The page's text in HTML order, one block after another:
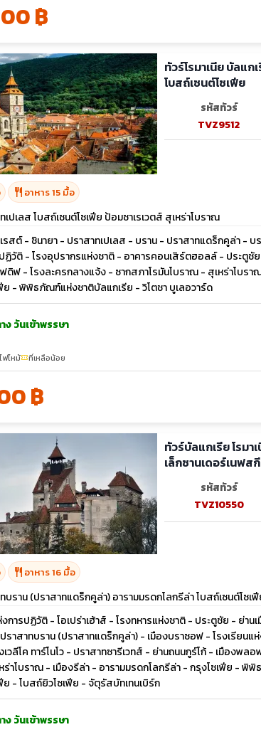
฿
ทัวร์โรมาเนีย บัลแก
โบสถ์เซนต์โซเฟีย
รหัสทัวร์
TVZ9512
restaurant อาหาร 15 มื้อ
เปเลส โบสถ์เซนต์โซเฟีย ป้อมซาเรเวตส์ สุเหร่าโบราณ
รสต์ - ชินายา - ปราสาทเปเลส - บราน - ปราสาทแดร็กคูล่า - บ
วัติ - โรงอุปรากรแห่งชาติ - อาคารคอนเสิร์ตฮอลล์ - ประตูชัย
ดิฟ - โรงละครกลางแจ้ง - ซากสภาโรมันโบราณ - สุเหร่าโบรา
ย - พิพิธภัณฑ์แห่งชาติบัลแกเรีย - วิโตชา บูเลอวาร์ด
ง วันเข้าพรรษา
ฟไหม้confirmation_numberที่เหลือน้อย
฿
ทัวร์บัลแกเรีย โรม
เล็กซานเดอร์เนฟสกี
รหัสทัวร์
TVZ10550
restaurant อาหาร 16 มื้อ
บราน (ปราสาทแดร็กคูล่า) อารามมรดกโลกรีล่า โบสถ์เซนต์โซเ
การปฏิวัติ - โอเปร่าเฮ้าส์ - โรงทหารแห่งชาติ - ประตูชัย - ย่าน
ราสาทบราน (ปราสาทแดร็กคูล่า) - เมืองบราซอฟ - โรงเรียน
เวลีโค ทาร์โนโว - ปราสาทซารีเวทส์ - ย่านถนนกูร์โก้ - เมือง
ร่าโบราณ - เมืองรีล่า - อารามมรดกโลกรีล่า - กรุงโซเฟีย - พิ
ย - โบสถ์ยิวโซเฟีย - จัตุรัสบัทเทนเบิร์ก
ง วันเข้าพรรษา